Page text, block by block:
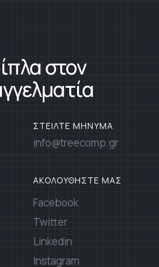
στον
ΣΤΕΙΛΤΕ ΜΗΝΥΜΑ
info@treecomp.gr
ΑΚΟΛΟΥΘΗΣΤΕ ΜΑΣ
Facebook
Twitter
Linkedin
Instagram